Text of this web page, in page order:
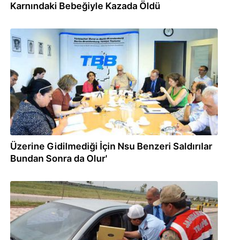
Karnındaki Bebeğiyle Kazada Öldü
19.07.2018
Üzerine Gidilmediği İçin Nsu Benzeri Saldırılar
Bundan Sonra da Olur'
05.05.2018